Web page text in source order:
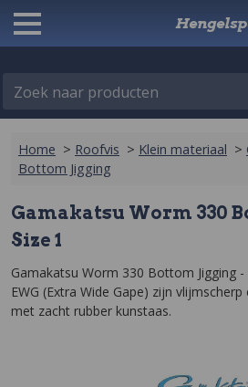
Zoek naar producten
Home > Roofvis > Klein materiaal >
Bottom Jigging
Gamakatsu Worm 330
Size 1
Gamakatsu Worm 330 Bottom Jigging
EWG (Extra Wide Gape) zijn